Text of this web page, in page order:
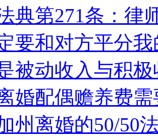
典第271条：律
要和对方平分
被动收入与积
婚配偶赡养费
州离婚的50/50